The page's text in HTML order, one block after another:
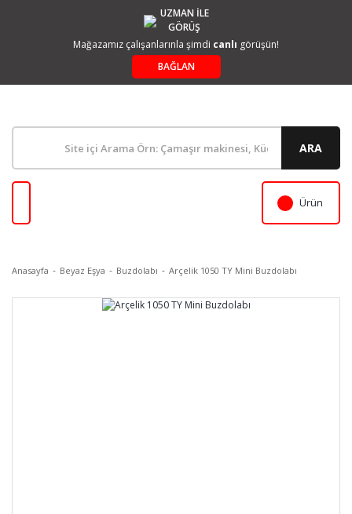
UZMAN İLE
GÖRÜŞ
Mağazamız çalışanlarınla şimdi canlı görüşün!
BAĞLAN
ARA
Ürün
Anasayfa Beyaz Eşya Buzdolabı Arçelik 1050 TY Mini Buzdolabı